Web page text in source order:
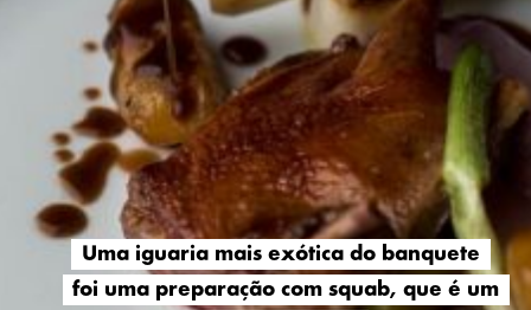
Uma iguaria mais exótica do banquete
foi uma preparação com squab, que é um
Uma iguaria mais exótica do banquete
foi uma preparação com squab, que é um